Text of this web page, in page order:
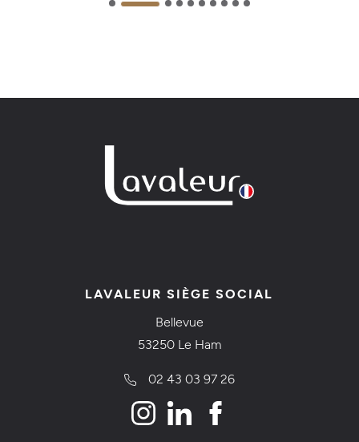
LAVALEUR SIÈGE SOCIAL
Bellevue
53250 Le Ham
02 43 03 97 26